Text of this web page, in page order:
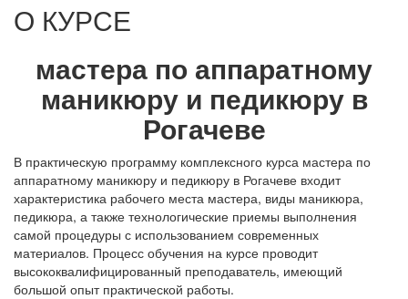
О КУРСЕ
мастера по аппаратному
маникюру и педикюру в
Рогачеве
В практическую программу комплексного курса мастера по
аппаратному маникюру и педикюру в Рогачеве входит
характеристика рабочего места мастера, виды маникюра,
педикюра, а также технологические приемы выполнения
самой процедуры с использованием современных
материалов. Процесс обучения на курсе проводит
высококвалифицированный преподаватель, имеющий
большой опыт практической работы.